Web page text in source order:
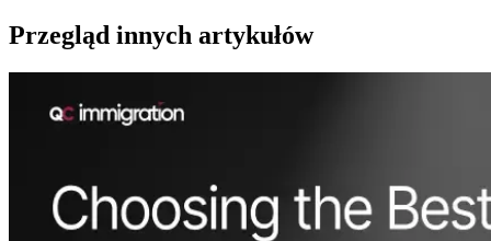
Przegląd innych artykułów